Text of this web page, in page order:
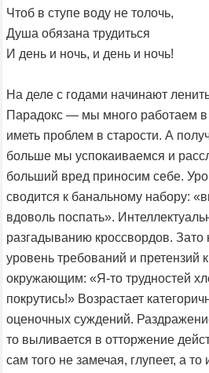
Чтоб в ступе воду не толочь,
Душа обязана трудиться
И день и ночь, и день и ночь!
На деле с годами начинают
Парадокс — мы много работаем
иметь проблем в старости. А
больше мы успокаиваемся и
больший вред приносим себе.
сводится к банальному набору:
вдоволь поспать».
разгадыванию кроссвордов. Зато
уровень требований и претензий
окружающим: «Я-то трудностей
покрутись!» Возрастает
оценочных суждений.
то выливается в отторжение
сам того не замечая, глупеет, а